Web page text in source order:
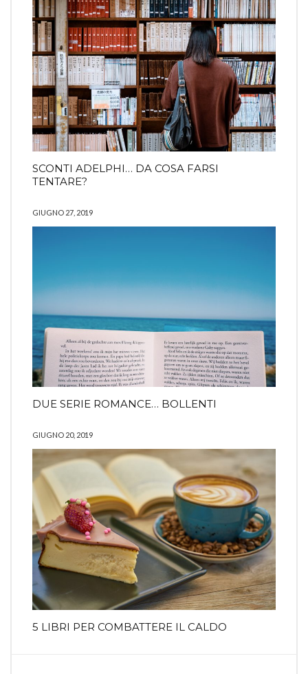
SCONTI ADELPHI… DA COSA FARSI
TENTARE?
GIUGNO 27, 2019
DUE SERIE ROMANCE… BOLLENTI
GIUGNO 20, 2019
5 LIBRI PER COMBATTERE IL CALDO